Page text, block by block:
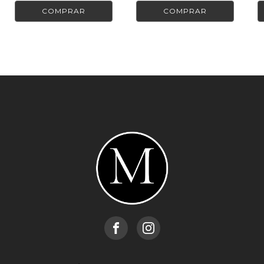
Colores:Rose Code
Hideaway: rosa alabastro
Verve: rosa intenso
Stiletto: marrón oscuro
(Mate): Hideaway/Escape to Paris/Stiletto: MICA,
TALCO, DIMETICONA, MIRISTATO DE
MAGNESIO, SÍLICE, TRIGLICÉRIDO
CÁPRICO/CAPRÍLICO, TRIMETILSILOXISILICATO,
ESTEARATO DE MAGNESIO,
COMPRAR COMPRAR